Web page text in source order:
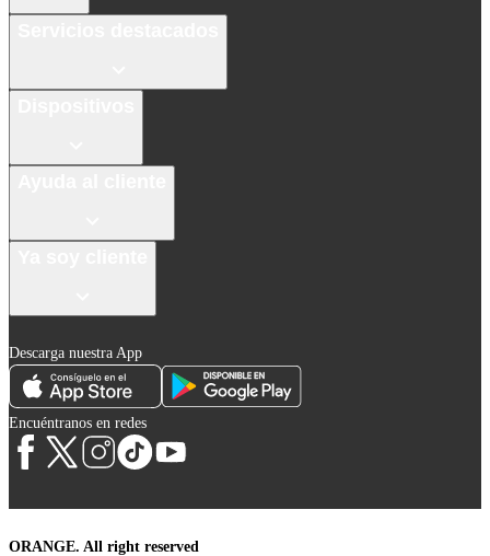
Descarga nuestra App
Encuéntranos en redes
ORANGE. All right reserved